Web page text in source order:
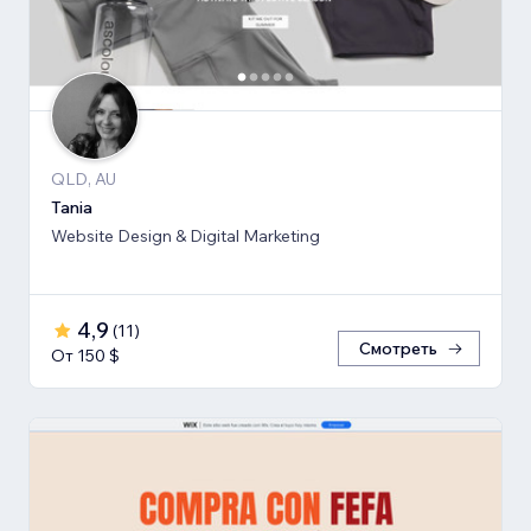
QLD, AU
Tania
Website Design & Digital Marketing
4,9 (11)
От 150 $
Смотреть